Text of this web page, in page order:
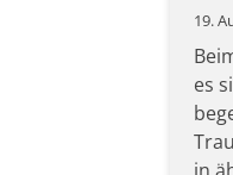
19.
es